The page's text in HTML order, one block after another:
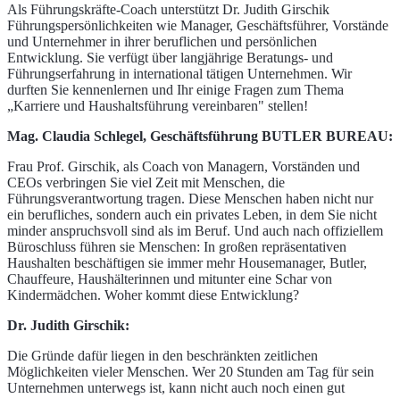
Als Führungskräfte-Coach unterstützt Dr. Judith Girschik
Führungspersönlichkeiten wie Manager, Geschäftsführer, Vorstände
und Unternehmer in ihrer beruflichen und persönlichen
Entwicklung. Sie verfügt über langjährige Beratungs- und
Führungserfahrung in international tätigen Unternehmen. Wir
durften Sie kennenlernen und Ihr einige Fragen zum Thema
„Karriere und Haushaltsführung vereinbaren" stellen!
Mag. Claudia Schlegel, Geschäftsführung BUTLER BUREAU:
Frau Prof. Girschik, als Coach von Managern, Vorständen und
CEOs verbringen Sie viel Zeit mit Menschen, die
Führungsverantwortung tragen. Diese Menschen haben nicht nur
ein berufliches, sondern auch ein privates Leben, in dem Sie nicht
minder anspruchsvoll sind als im Beruf. Und auch nach offiziellem
Büroschluss führen sie Menschen: In großen repräsentativen
Haushalten beschäftigen sie immer mehr Housemanager, Butler,
Chauffeure, Haushälterinnen und mitunter eine Schar von
Kindermädchen. Woher kommt diese Entwicklung?
Dr. Judith Girschik:
Die Gründe dafür liegen in den beschränkten zeitlichen
Möglichkeiten vieler Menschen. Wer 20 Stunden am Tag für sein
Unternehmen unterwegs ist, kann nicht auch noch einen gut